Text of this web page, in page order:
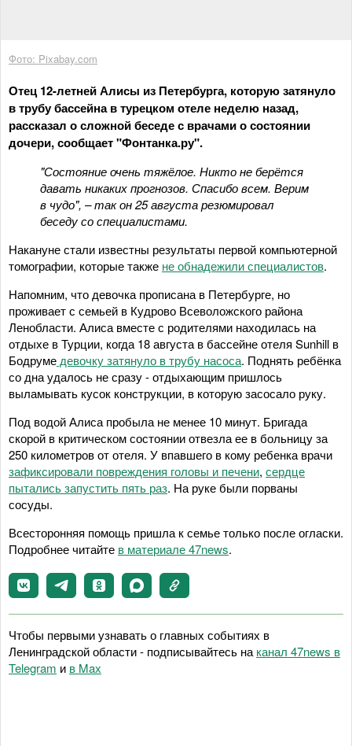
Фото: Pixabay.com
Отец 12-летней Алисы из Петербурга, которую затянуло
в трубу бассейна в турецком отеле неделю назад,
рассказал о сложной беседе с врачами о состоянии
дочери, сообщает "Фонтанка.ру".
"Состояние очень тяжёлое. Никто не берётся
давать никаких прогнозов. Спасибо всем. Верим
в чудо", – так он 25 августа резюмировал
беседу со специалистами.
Накануне стали известны результаты первой компьютерной
томографии, которые также не обнадежили специалистов.
Напомним, что девочка прописана в Петербурге, но
проживает с семьей в Кудрово Всеволожского района
Ленобласти. Алиса вместе с родителями находилась на
отдыхе в Турции, когда 18 августа в бассейне отеля Sunhill в
Бодруме девочку затянуло в трубу насоса. Поднять ребёнка
со дна удалось не сразу - отдыхающим пришлось
выламывать кусок конструкции, в которую засосало руку.
Под водой Алиса пробыла не менее 10 минут. Бригада
скорой в критическом состоянии отвезла ее в больницу за
250 километров от отеля. У впавшего в кому ребенка врачи
зафиксировали повреждения головы и печени, сердце
пытались запустить пять раз. На руке были порваны
сосуды.
Всесторонняя помощь пришла к семье только после огласки.
Подробнее читайте в материале 47news.
Чтобы первыми узнавать о главных событиях в
Ленинградской области - подписывайтесь на канал 47news в
Telegram и в Maх